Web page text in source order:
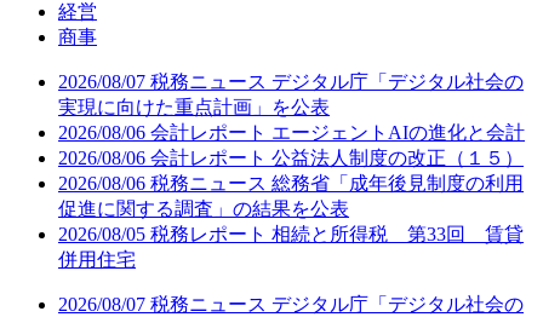
経営
商事
2026/08/07 税務ニュース デジタル庁「デジタル社会の
実現に向けた重点計画」を公表
2026/08/06 会計レポート エージェントAIの進化と会計
2026/08/06 会計レポート 公益法人制度の改正（１５）
2026/08/06 税務ニュース 総務省「成年後見制度の利用
促進に関する調査」の結果を公表
2026/08/05 税務レポート 相続と所得税 第33回 賃貸
併用住宅
2026/08/07 税務ニュース デジタル庁「デジタル社会の